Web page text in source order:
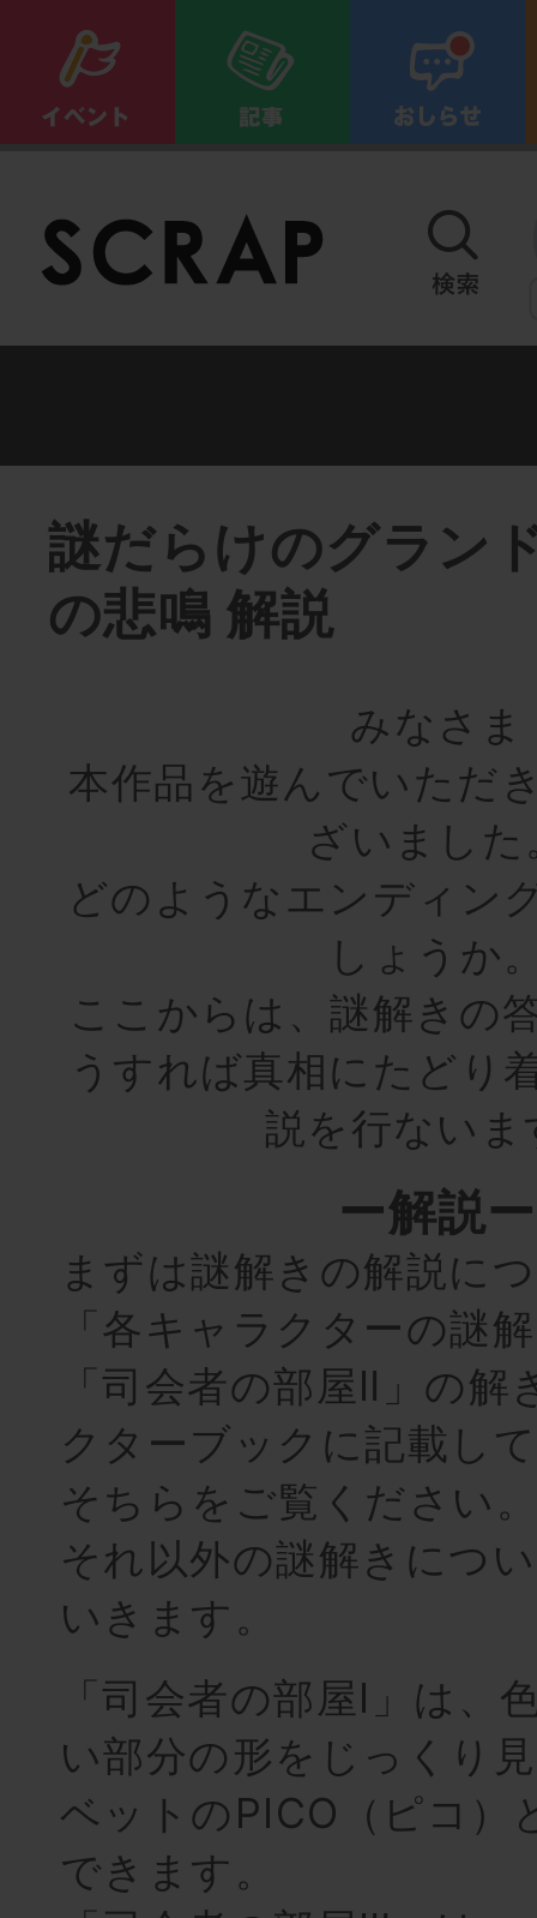
謎だらけのグラン
の悲鳴 解説
みなさま
本作品を遊んでいただ
ざいました
どのようなエンディン
しょうか
ここからは、謎解きの
うすれば真相にたどり
説を行ないま
ー解説ー
まずは謎解きの解説に
「各キャラクターの謎
「司会者の部屋Ⅱ」の
クターブックに記載し
そちらをご覧ください。
それ以外の謎解きにつ
いきます。
「司会者の部屋Ⅰ」は、
い部分の形をじっくり
ベットのPICO（ピコ）
できます。